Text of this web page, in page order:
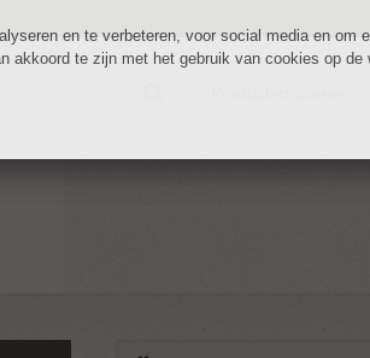
en te verbeteren, voor social media en
akkoord te zijn met het gebruik van cookies op de